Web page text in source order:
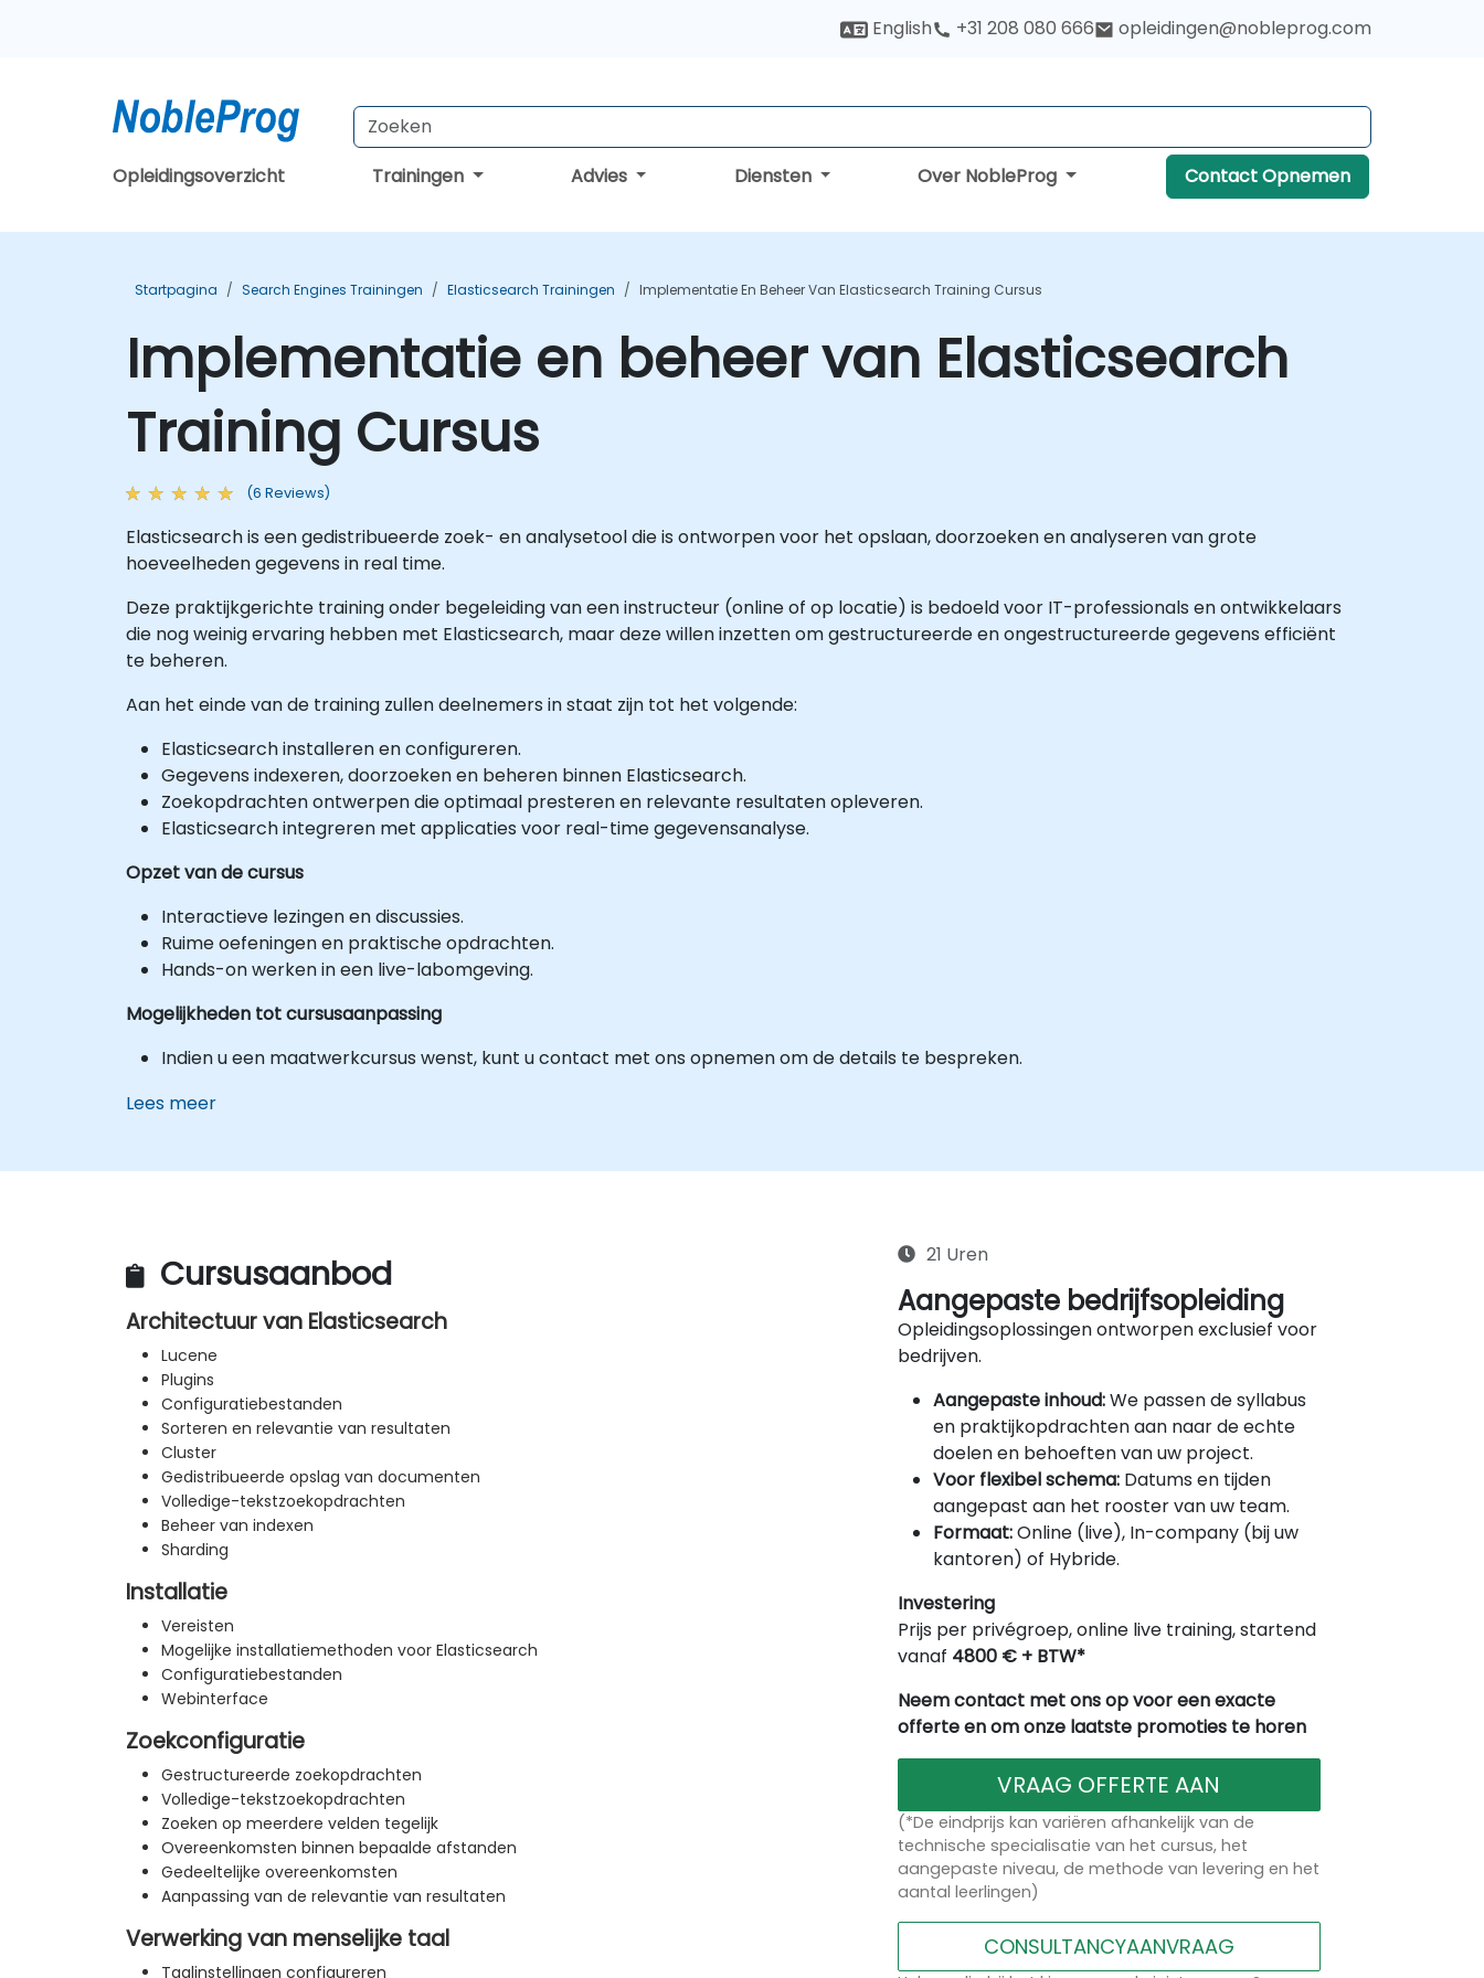
English +31 208 080 666 opleidingen@nobleprog.com
Opleidingsoverzicht Trainingen Advies Diensten Over NobleProg Contact Opnemen
Startpagina Search Engines Trainingen Elasticsearch Trainingen Implementatie En Beheer Van Elasticsearch Training Cursus
Implementatie en beheer van Elasticsearch
Training Cursus
(6 Reviews)
Elasticsearch is een gedistribueerde zoek- en analysetool die is ontworpen voor het opslaan, doorzoeken en analyseren van grote
hoeveelheden gegevens in real time.
Deze praktijkgerichte training onder begeleiding van een instructeur (online of op locatie) is bedoeld voor IT-professionals en ontwikkelaars
die nog weinig ervaring hebben met Elasticsearch, maar deze willen inzetten om gestructureerde en ongestructureerde gegevens efficiënt
te beheren.
Aan het einde van de training zullen deelnemers in staat zijn tot het volgende:
Elasticsearch installeren en configureren.
Gegevens indexeren, doorzoeken en beheren binnen Elasticsearch.
Zoekopdrachten ontwerpen die optimaal presteren en relevante resultaten opleveren.
Elasticsearch integreren met applicaties voor real-time gegevensanalyse.
Opzet van de cursus
Interactieve lezingen en discussies.
Ruime oefeningen en praktische opdrachten.
Hands-on werken in een live-labomgeving.
Mogelijkheden tot cursusaanpassing
Indien u een maatwerkcursus wenst, kunt u contact met ons opnemen om de details te bespreken.
Lees meer
Cursusaanbod
Architectuur van Elasticsearch
Lucene
Plugins
Configuratiebestanden
Sorteren en relevantie van resultaten
Cluster
Gedistribueerde opslag van documenten
Volledige-tekstzoekopdrachten
Beheer van indexen
Sharding
Installatie
Vereisten
Mogelijke installatiemethoden voor Elasticsearch
Configuratiebestanden
Webinterface
Zoekconfiguratie
Gestructureerde zoekopdrachten
Volledige-tekstzoekopdrachten
Zoeken op meerdere velden tegelijk
Overeenkomsten binnen bepaalde afstanden
Gedeeltelijke overeenkomsten
Aanpassing van de relevantie van resultaten
Verwerking van menselijke taal
Taalinstellingen configureren
21 Uren
Aangepaste bedrijfsopleiding
Opleidingsoplossingen ontworpen exclusief voor
bedrijven.
Aangepaste inhoud:We passen de syllabus
en praktijkopdrachten aan naar de echte
doelen en behoeften van uw project.
Voor flexibel schema:Datums en tijden
aangepast aan het rooster van uw team.
Formaat:Online (live), In-company (bij uw
kantoren) of Hybride.
Investering
Prijs per privégroep, online live training, startend
vanaf 4800 € + BTW*
Neem contact met ons op voor een exacte
offerte en om onze laatste promoties te horen
VRAAG OFFERTE AAN
(*De eindprijs kan variëren afhankelijk van de
technische specialisatie van het cursus, het
aangepaste niveau, de methode van levering en het
aantal leerlingen)
CONSULTANCYAANVRAAG